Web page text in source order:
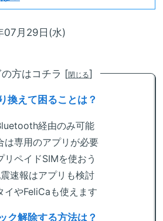
07月29日(水)
の方はコチラ [閉じる]
換えて困ることは？
経由のみ可能
は専用のアプリが必要
リペイドSIMを使おう
速報はアプリも検討
イやFeliCaも使えます
ク解除する方法は？